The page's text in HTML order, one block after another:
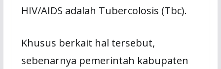
HIV/AIDS adalah Tubercolosis (Tbc).
Khusus berkait hal tersebut,
sebenarnya pemerintah kabupaten